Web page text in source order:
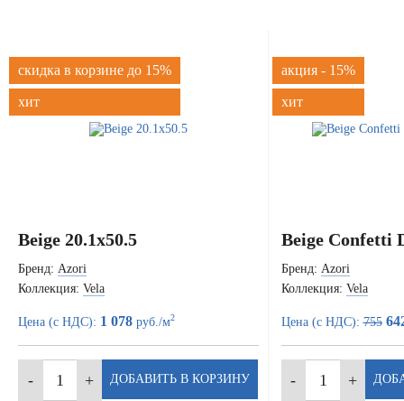
скидка в корзине до 15%
хит
Beige 20.1x50.5
Бренд: Azori
Коллекция: Vela
Цена (с НДС): 1 078 руб./м2
акция - 15%
хит
Beige Confetti
Бренд: Azori
Коллекция: Vela
Цена (с НДС):755